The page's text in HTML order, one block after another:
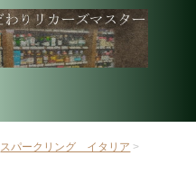
スパークリング イタリア